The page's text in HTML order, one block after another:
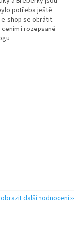
potřeba ještě
shop se obrátit.
i rozepsané
další hodnocení